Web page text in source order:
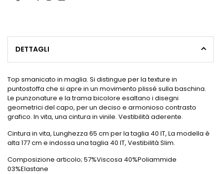
DETTAGLI
Top smanicato in maglia. Si distingue per la texture in
puntostoffa che si apre in un movimento plissé sulla baschina.
Le punzonature e la trama bicolore esaltano i disegni
geometrici del capo, per un deciso e armonioso contrasto
grafico. In vita, una cintura in vinile. Vestibilità aderente.
Cintura in vita, Lunghezza 65 cm per la taglia 40 IT, La modella è
alta 177 cm e indossa una taglia 40 IT, Vestibilità Slim.
Composizione articolo; 57%Viscosa 40%Poliammide
03%Elastane